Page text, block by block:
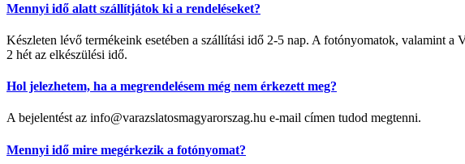
Mennyi idő alatt szállítjátok ki a rendeléseket?
Készleten lévő termékeink esetében a szállítási idő 2-5 nap. A fotónyomatok, valamint
2 hét az elkészülési idő.
Hol jelezhetem, ha a megrendelésem még nem érkezett meg?
A bejelentést az info@varazslatosmagyarorszag.hu e-mail címen tudod megtenni.
Mennyi idő mire megérkezik a fotónyomat?